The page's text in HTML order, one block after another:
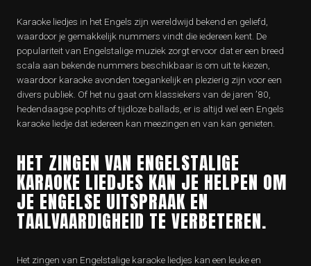
Karaoke liedjes in het Engels zijn wereldwijd bekend en geliefd,
waardoor je gemakkelijk nummers vindt die iedereen kent. De
populariteit van Engelstalige muziek zorgt ervoor dat er een breed
scala aan bekende nummers beschikbaar is om uit te kiezen,
waardoor karaoke avonden toegankelijk en plezierig zijn voor een
divers publiek. Of het nu gaat om klassiekers van de jaren ’80,
hedendaagse pophits of tijdloze ballads, er is altijd wel een Engels
karaoke liedje dat iedereen kan meezingen en van kan genieten.
HET ZINGEN VAN ENGELSTALIGE
KARAOKE LIEDJES KAN JE HELPEN OM
JE ENGELSE UITSPRAAK EN
TAALVAARDIGHEID TE VERBETEREN.
Het zingen van Engelstalige karaoke liedjes kan een leuke en